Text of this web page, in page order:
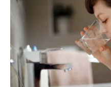
જાણકારી મુજબ,
ક્રિકેટર રવિન્દ્ર
ધારાસભ્ય રિવાબાને
શરુ કરવામાં આવ્યું છે.
રિવાબાને લઇને અનેક
રિવાબા દ્વારા ક્ષત્રિય
કોઇ જવાબ આપવામાં ન